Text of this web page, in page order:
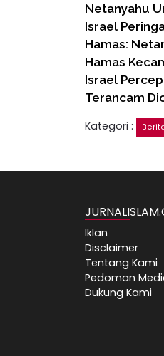
Netanyahu
Israel
Hamas:
Hamas
Israel
Terancam
Kategori :
Iklan
Disclaimer
Tentang Kami
Pedoman
Dukung Kami